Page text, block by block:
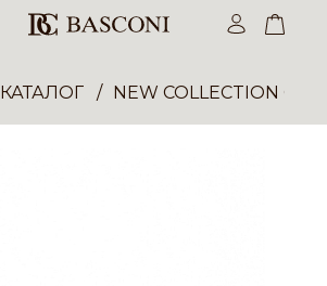
КАТАЛОГ NEW COLLECTION